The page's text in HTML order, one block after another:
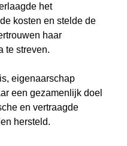
het
kosten en stelde de
haar
te streven.
eigenaarschap
een gezamenlijk doel
en vertraagde
hersteld.